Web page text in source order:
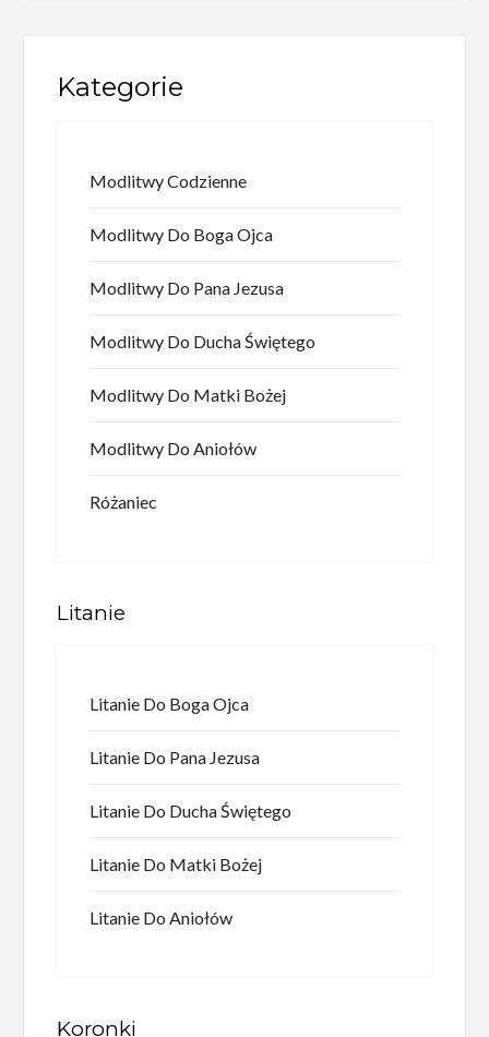
Kategorie
Modlitwy Codzienne
Modlitwy Do Boga Ojca
Modlitwy Do Pana Jezusa
Modlitwy Do Ducha Świętego
Modlitwy Do Matki Bożej
Modlitwy Do Aniołów
Różaniec
Litanie
Litanie Do Boga Ojca
Litanie Do Pana Jezusa
Litanie Do Ducha Świętego
Litanie Do Matki Bożej
Litanie Do Aniołów
Koronki